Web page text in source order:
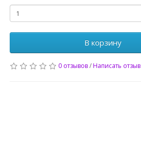
В корзину
0 отзывов/Написать отзыв